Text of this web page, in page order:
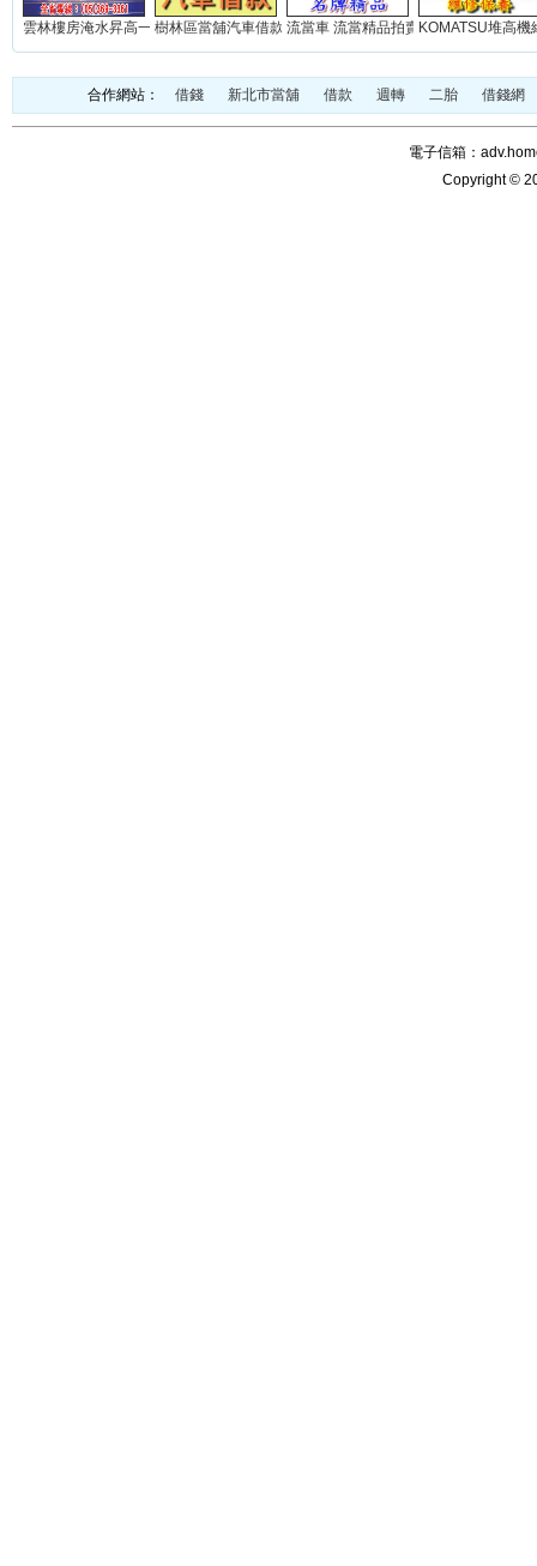
雲林樓房淹水昇高一米(實積)...樹林區當舖汽車借款免留車...流當車 流當精品拍賣網站...KOMATSU堆高機
合作網站： 借錢 新北市當舖 借款 週轉 二胎 借錢網
電子信箱：
Copyright ©